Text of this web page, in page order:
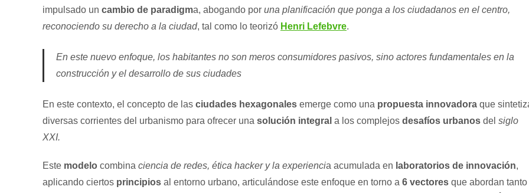
impulsado un cambio de paradigma, abogando por una planificación que ponga a los ciudadanos en el centro,
reconociendo su derecho a la ciudad, tal como lo teorizó Henri Lefebvre.
En este nuevo enfoque, los habitantes no son meros consumidores pasivos, sino actores fundamentales en la
construcción y el desarrollo de sus ciudades
En este contexto, el concepto de las ciudades hexagonales emerge como una propuesta innovadora que
diversas corrientes del urbanismo para ofrecer una solución integral a los complejos desafíos urbanos del siglo
XXI.
Este modelo combina ciencia de redes, ética hacker y la experiencia acumulada en laboratorios de innovación,
aplicando ciertos principios al entorno urbano, articulándose este enfoque en torno a 6 vectores que abordan tanto